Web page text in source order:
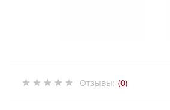
Отзывы: (0)